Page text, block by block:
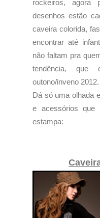
rockeiros,
desenhos estão
caveira colorida,
encontrar até
não faltam pra
tendência, que
outono/inveno 2012.
Dá só uma olhada
e acessórios que
estampa: